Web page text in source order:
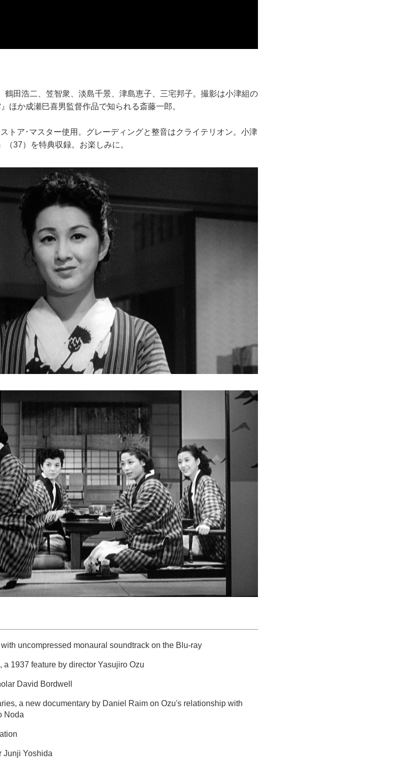
鶴田浩二、笠智衆、淡島千景、津島恵子、三宅邦子。撮影は小津組の
ほか成瀬巳喜男監督作品で知られる斎藤一郎。
トア･マスター使用。グレーディングと整音はクライテリオン。小津
37）を特典収録。お楽しみに。
with uncompressed monaural soundtrack on the Blu-ray
a 1937 feature by director Yasujiro Ozu
David Bordwell
a new documentary by Daniel Raim on Ozu's relationship with
Noda
Junji Yoshida